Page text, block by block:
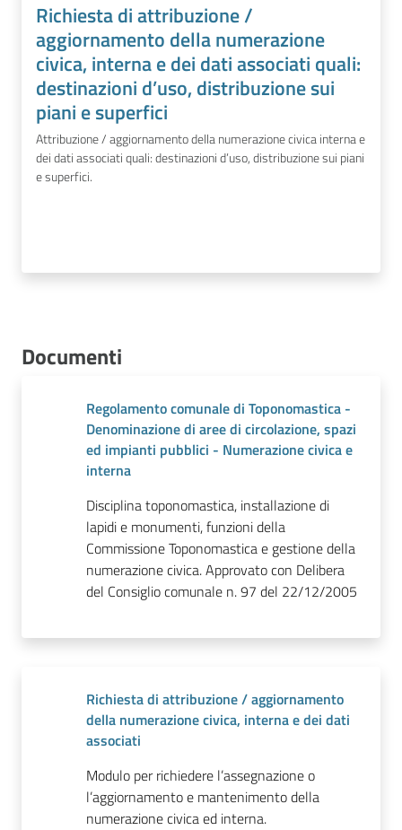
Richiesta di attribuzione /
aggiornamento della numerazione
civica, interna e dei dati associati quali:
destinazioni d’uso, distribuzione sui
piani e superfici
Attribuzione / aggiornamento della numerazione civica interna e
dei dati associati quali: destinazioni d’uso, distribuzione sui piani
e superfici.
Documenti
Regolamento comunale di Toponomastica -
Denominazione di aree di circolazione, spazi
ed impianti pubblici - Numerazione civica e
interna
Disciplina toponomastica, installazione di
lapidi e monumenti, funzioni della
Commissione Toponomastica e gestione della
numerazione civica. Approvato con Delibera
del Consiglio comunale n. 97 del 22/12/2005
Richiesta di attribuzione / aggiornamento
della numerazione civica, interna e dei dati
associati
Modulo per richiedere l’assegnazione o
l’aggiornamento e mantenimento della
numerazione civica ed interna.